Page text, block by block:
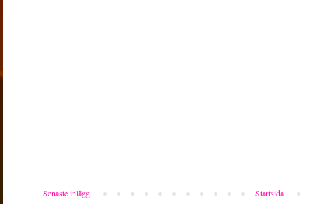
Senaste inlägg Startsida